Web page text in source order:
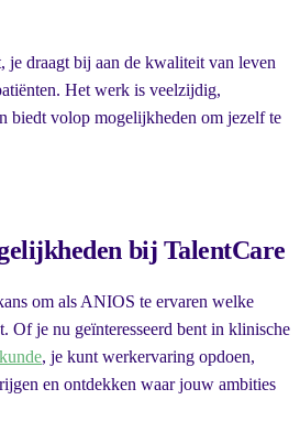
je draagt bij aan de kwaliteit van leven
Het werk is veelzijdig,
biedt volop mogelijkheden om jezelf te
bij TalentCare
om als ANIOS te ervaren welke
Of je nu geïnteresseerd bent in klinische
, je kunt werkervaring opdoen,
en ontdekken waar jouw ambities